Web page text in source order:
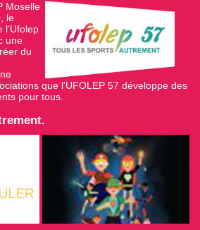
Moselle
le
l'Ufolep
une
du
que l'UFOLEP 57 développe des
pour tous.